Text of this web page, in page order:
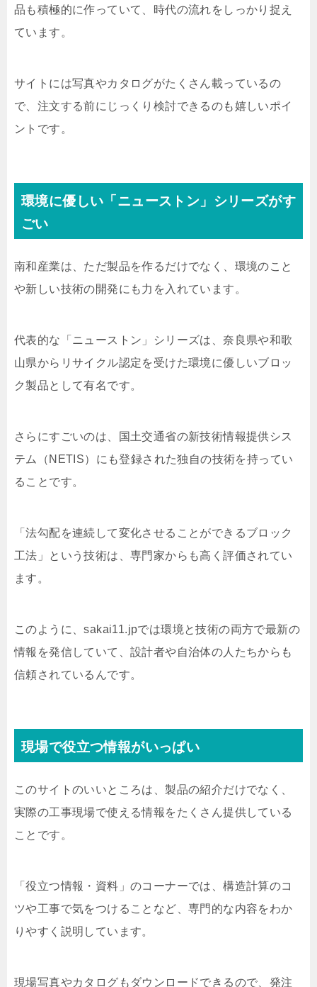
品も積極的に作っていて、時代の流れをしっかり捉え
ています。
サイトには写真やカタログがたくさん載っているの
で、注文する前にじっくり検討できるのも嬉しいポイ
ントです。
環境に優しい「ニューストン」シリーズがす
ごい
南和産業は、ただ製品を作るだけでなく、環境のこと
や新しい技術の開発にも力を入れています。
代表的な「ニューストン」シリーズは、奈良県や和歌
山県からリサイクル認定を受けた環境に優しいブロッ
ク製品として有名です。
さらにすごいのは、国土交通省の新技術情報提供シス
テム（NETIS）にも登録された独自の技術を持ってい
ることです。
「法勾配を連続して変化させることができるブロック
工法」という技術は、専門家からも高く評価されてい
ます。
このように、sakai11.jpでは環境と技術の両方で最新の
情報を発信していて、設計者や自治体の人たちからも
信頼されているんです。
現場で役立つ情報がいっぱい
このサイトのいいところは、製品の紹介だけでなく、
実際の工事現場で使える情報をたくさん提供している
ことです。
「役立つ情報・資料」のコーナーでは、構造計算のコ
ツや工事で気をつけることなど、専門的な内容をわか
りやすく説明しています。
現場写真やカタログもダウンロードできるので、発注